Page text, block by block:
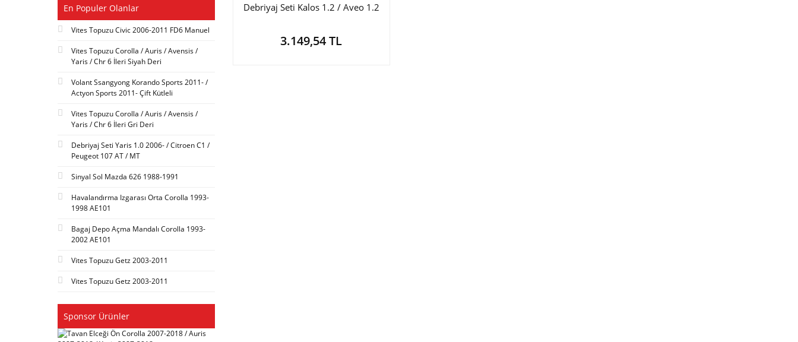
En Populer Olanlar
Vites Topuzu Civic 2006-2011 FD6 Manuel
Vites Topuzu Corolla / Auris / Avensis /
Yaris / Chr 6 İleri Siyah Deri
Volant Ssangyong Korando Sports 2011- /
Actyon Sports 2011- Çift Kütleli
Vites Topuzu Corolla / Auris / Avensis /
Yaris / Chr 6 İleri Gri Deri
Debriyaj Seti Yaris 1.0 2006- / Citroen C1 /
Peugeot 107 AT / MT
Sinyal Sol Mazda 626 1988-1991
Havalandırma Izgarası Orta Corolla 1993-
1998 AE101
Bagaj Depo Açma Mandalı Corolla 1993-
2002 AE101
Vites Topuzu Getz 2003-2011
Vites Topuzu Getz 2003-2011
Sponsor Ürünler
Debriyaj Seti Kalos 1.2 / Aveo 1.2
3.149,54 TL